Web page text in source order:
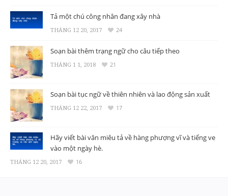
Tả một chú công nhân đang xây nhà
THÁNG 12 20, 2017 24
Soạn bài thêm trạng ngữ cho câu tiếp theo
THÁNG 1 1, 2018 21
Soạn bài tục ngữ về thiên nhiên và lao động sản xuất
THÁNG 12 22, 2017 17
Hãy viết bài văn miêu tả về hàng phượng vĩ và tiếng ve
vào một ngày hè.
THÁNG 12 20, 2017 16